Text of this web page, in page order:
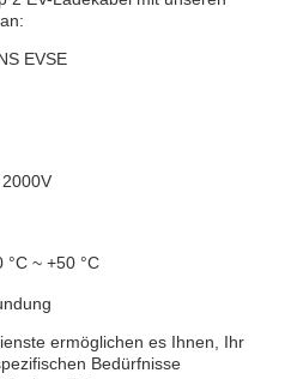
EVSE
~ +50 °C
ermöglichen es Ihnen, Ihr
Bedürfnisse